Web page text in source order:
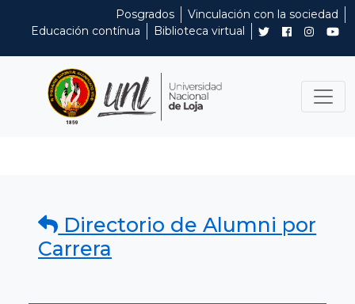
Posgrados
Vinculación con la sociedad
Educación contínua
Biblioteca virtual
Directorio de Alumni por
Carrera